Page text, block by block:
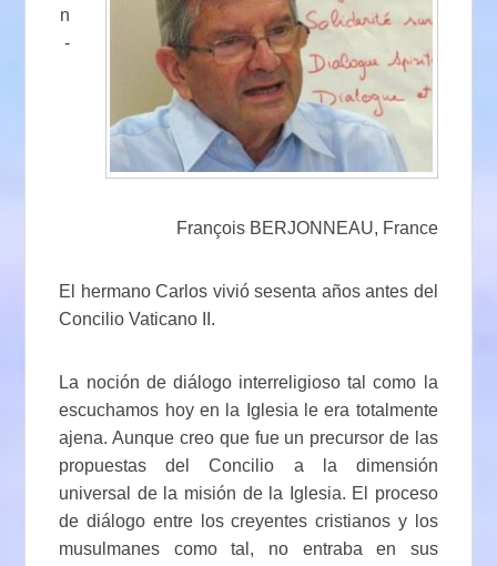
n
-
François BERJONNEAU, France
El hermano Carlos vivió sesenta años antes del
Concilio Vaticano II.
La noción de diálogo interreligioso tal como la
escuchamos hoy en la Iglesia le era totalmente
ajena. Aunque creo que fue un precursor de las
propuestas del Concilio a la dimensión
universal de la misión de la Iglesia. El proceso
de diálogo entre los creyentes cristianos y los
musulmanes como tal, no entraba en sus